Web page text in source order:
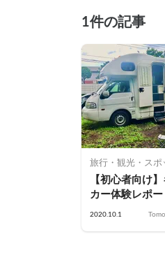
1件の記事
旅行・観光・スポ
【初心者向け
カー体験レポー
しむ車中泊と
2020.10.1